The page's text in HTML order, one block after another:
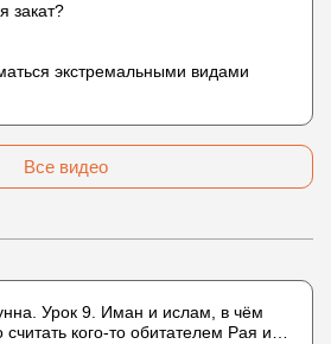
закат?
экстремальными видами
Все видео
Урок 9. Иман и ислам, в чём
кого-то обитателем Рая или